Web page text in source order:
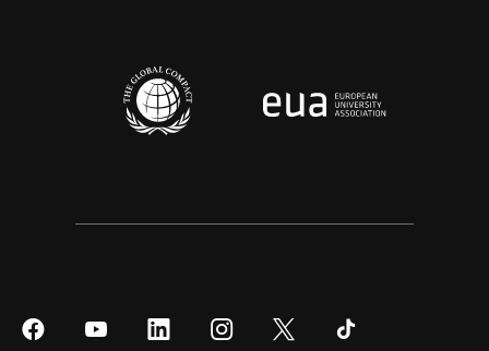
SíguenosSíguenos
SíguenosSíguenos
Síguenos